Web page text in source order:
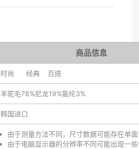
商品信息
时尚 经典 百搭
羊驼毛78%尼龙19%氨纶3%
韩国进口
由于测量方法不同，尺寸数据可能存在单
由于电脑显示器的分辨率不同可能出现一